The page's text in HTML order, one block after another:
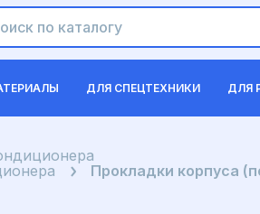
ДЛЯ СПЕЦТЕХНИКИ ДЛЯ
Прокладки корпуса